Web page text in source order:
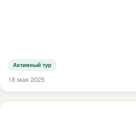
Активный тур
18 мая 2025